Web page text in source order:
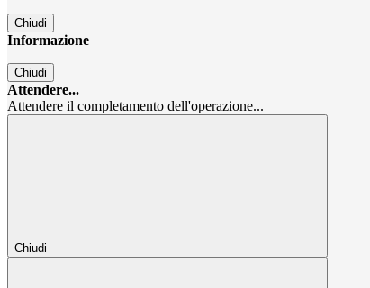
Chiudi
Informazione
Chiudi
Attendere...
Attendere il completamento dell'operazione...
Chiudi